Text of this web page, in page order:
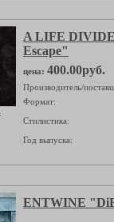
A LIFE
Escape"
цена: 400.00руб.
Производитель/
Формат:
Стилистика:
Год выпуска:
ENTWINE